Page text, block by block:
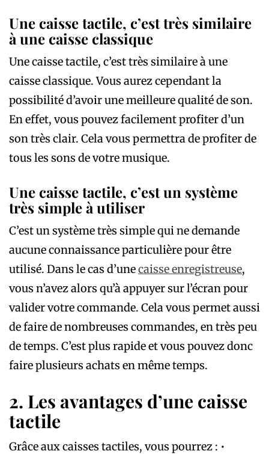
Une caisse tactile, c’est très similaire
à une caisse classique
Une caisse tactile, c’est très similaire à une
caisse classique. Vous aurez cependant la
possibilité d’avoir une meilleure qualité de son.
En effet, vous pouvez facilement profiter d’un
son très clair. Cela vous permettra de profiter de
tous les sons de votre musique.
Une caisse tactile, c’est un système
très simple à utiliser
C’est un système très simple qui ne demande
aucune connaissance particulière pour être
utilisé. Dans le cas d’unecaisse enregistreuse,
vous n’avez alors qu’à appuyer sur l’écran pour
valider votre commande. Cela vous permet aussi
de faire de nombreuses commandes, en très peu
de temps. C’est plus rapide et vous pouvez donc
faire plusieurs achats en même temps.
2. Les avantages d’une caisse
tactile
Grâce aux caisses tactiles, vous pourrez : •